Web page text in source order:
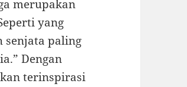
merupakan
yang
senjata paling
Dengan
terinspirasi